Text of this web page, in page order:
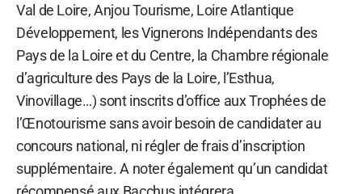
Val de Loire, Anjou Tourisme, Loire Atlantique
Développement, les Vignerons Indépendants des
Pays de la Loire et du Centre, la Chambre régionale
d’agriculture des Pays de la Loire, l’Esthua,
Vinovillage…) sont inscrits d’office aux Trophées de
l’Œnotourisme sans avoir besoin de candidater au
concours national, ni régler de frais d’inscription
supplémentaire. A noter également qu’un candidat